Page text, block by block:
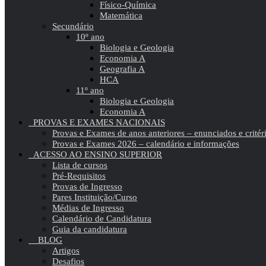
Físico-Química
Matemática
Secundário
10º ano
Biologia e Geologia
Economia A
Geografia A
HCA
11º ano
Biologia e Geologia
Economia A
PROVAS E EXAMES NACIONAIS
Provas e Exames de anos anteriores – enunciados e
Provas e Exames 2026 – calendário e informações
ACESSO AO ENSINO SUPERIOR
Lista de cursos
Pré-Requisitos
Provas de Ingresso
Pares Instituição/Curso
Médias de Ingresso
Calendário de Candidatura
Guia da candidatura
BLOG
Artigos
Desafios